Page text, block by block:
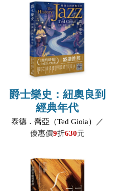
爵士樂史：紐奧良到
經典年代
泰德．喬亞（Ted Gioia）／
著；俞璟瑤、任書欣、謝樹
優惠價9折630元